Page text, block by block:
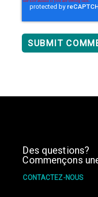
Des questions?
Commençons
CONTACTEZ-NOUS